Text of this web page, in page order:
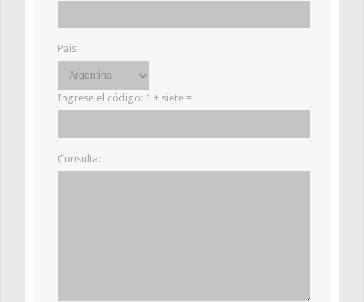
Pais
Ingrese el código: 1 + siete =
Consulta: